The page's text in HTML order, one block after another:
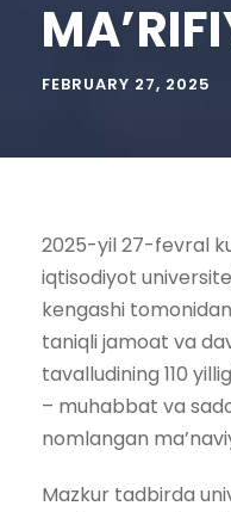
FEBRUARY 27, 2025
2025-yil 27-fevral
iqtisodiyot
kengashi
taniqli jamoat va
tavalludining 110
– muhabbat va
nomlangan
Mazkur tadbirda